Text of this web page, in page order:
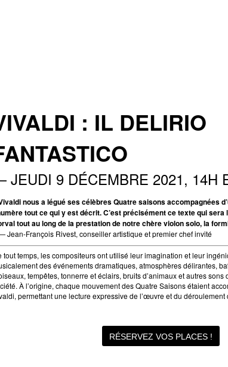
: IL DELIRIO
JEUDI 9 DÉCEMBRE 2021, 14H
nous a légué ses célèbres Quatre saisons accompagnées
tout ce qui y est décrit. C’est précisément ce texte qui sera
tout au long de la prestation de notre chère violon solo, la
Jean-François Rivest, conseiller artistique et premier chef invité
tout temps, les compositeurs ont utilisé leur imagination et leur
des événements dramatiques, atmosphères délirantes,
tempêtes, tonnerre et éclairs, bruits d’animaux et autres
À l’origine, chaque mouvement des Quatre Saisons étaient
permettant une lecture expressive de l’œuvre et du déroulement
RÉSERVEZ VOS PLACES !